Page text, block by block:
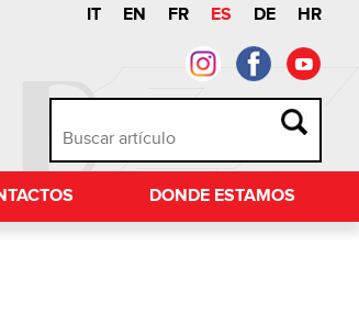
IT EN FR ES DE HR
DONDE ESTAMOS